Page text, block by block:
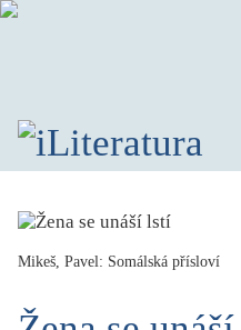
TÉMATA
SPISOVATELÉ
KNIHY
Mikeš, Pavel: Somálská přísloví